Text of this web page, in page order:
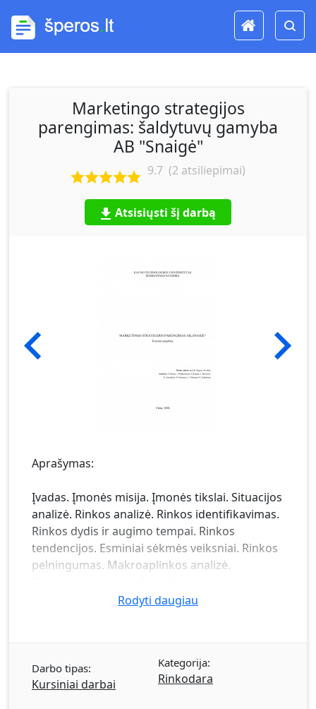
Marketingo strategijos
parengimas: šaldytuvų gamyba
AB "Snaigė"
9.7 (2 atsiliepimai)
Atsisiųsti šį darbą
Aprašymas:
Įvadas. Įmonės misija. Įmonės tikslai. Situacijos
analizė. Rinkos analizė. Rinkos identifikavimas.
Rinkos dydis ir augimo tempai. Rinkos
tendencijos. Esminiai sėkmės veiksniai. Rinkos
pelningumas. Makroaplinkos analizė.
aplinka. Politinė ir teisinė aplinka. Mokslinė ir
aplinkos analizė (arba įmonės portfelio
analizė). Įmonės marketingo tikslai. Ab
Rodyti daugiau
Darbo tipas:
Kursiniai darbai
Kategorija:
Rinkodara